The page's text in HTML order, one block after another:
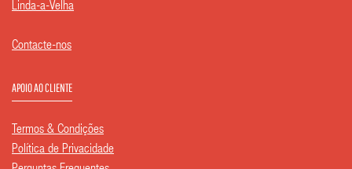
Linda-a-Velha
Contacte-nos
APOIO AO CLIENTE
Termos & Condições
Política de Privacidade